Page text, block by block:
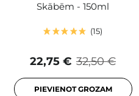
Skābēm - 150ml
15
32,50 €
22,75 €
PIEVIENOT GROZAM